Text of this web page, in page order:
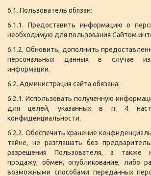
6.1. Пользователь обязан:
6.1.1. Предоставить информацию о
необходимую для пользования Сайтом
6.1.2. Обновить, дополнить
персональных данных в случае
информации.
6.2. Администрация сайта обязана:
6.2.1. Использовать полученную
для целей, указанных в п. 4
конфиденциальности.
6.2.2. Обеспечить хранение
тайне, не разглашать без
разрешения Пользователя, а также
продажу, обмен, опубликование, либо
возможными способами переданных